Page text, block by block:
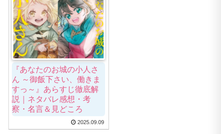
『あなたのお城の小人さ
ん ～御飯下さい、働きま
すっ～』あらすじ徹底解
説｜ネタバレ感想・考
察・名言＆見どころ
2025.09.09